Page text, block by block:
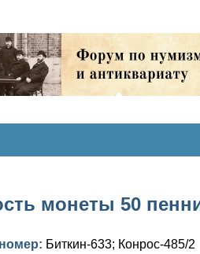
монеты 50
Биткин-633; Конрос-485/2